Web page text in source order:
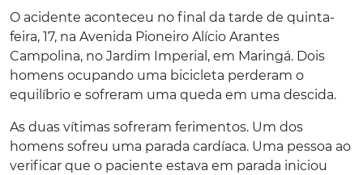
O acidente aconteceu no final da tarde de quinta-
feira, 17, na Avenida Pioneiro Alício Arantes
Campolina, no Jardim Imperial, em Maringá. Dois
homens ocupando uma bicicleta perderam o
equilíbrio e sofreram uma queda em uma descida.
As duas vítimas sofreram ferimentos. Um dos
homens sofreu uma parada cardíaca. Uma pessoa ao
verificar que o paciente estava em parada iniciou